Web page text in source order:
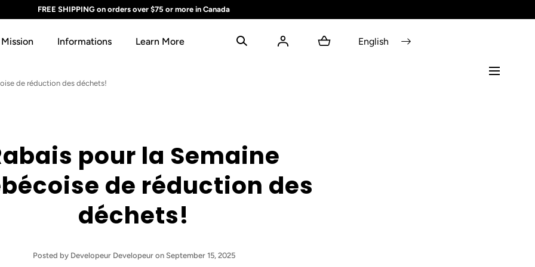
FREE SHIPPING on orders over $75 or more in Canada
Informations Learn More English
de réduction des déchets!
pour la Semaine
de réduction des
déchets!
Posted by Developeur Developeuron September 15, 2025